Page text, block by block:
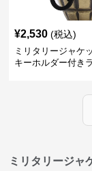
¥2,530 (税込)
ミリタリージャケ
キーホルダー付き
ミリタリージャ